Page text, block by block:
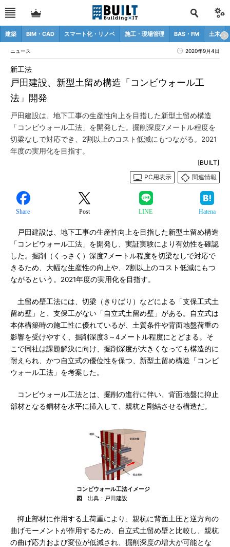
建築 BIM・CAD スマート化・リノベ 施工・現場管理 BAS・FM 土木
ニュース 2020年9月4日
戸田建設、新型土留め構造「コンビウォール工
法」開発
新工法
戸田建設は、地下工事の生産性向上を目指した新型土留め構造
「コンビウォール工法」を開発した。掘削深度7メートル程度を
切梁なしで対応でき、2割以上のコスト低減にもつながる。2021
年度の実用化を目指す。
[BUILT]
PC用表示
関連情報
Share Post LINE Hatena
戸田建設は、地下工事の生産性向上を目指した新型土留め構造
「コンビウォール工法」を開発し、実証実験により有効性を確認
した。掘削（くっさく）深度7メートル程度を切梁なしで対応で
きるため、大幅な生産性の向上や、2割以上のコスト低減にもつ
ながるという。2021年度の実用化を目指す。
土留め壁工法には、切梁（きりばり）などによる「支保工式土
留め壁」と、支保工がない「自立式土留め壁」がある。自立式は
本体構築時の施工性に優れているが、土質条件や背面地盤荷重の
影響を受けやすく、掘削深度3～4メートル程度にとどまる。そ
こで同社は課題解決に向け、掘削深度が大きくなっても構造的に
耐えられ、かつ自立式の優位性を保つ、新型土留め構造「コンビ
ウォール工法」を考案した。
コンビウォール工法とは、掘削の進行に伴い、背面地盤に抑止
部材となる鋼材を水平に挿入して、親杭と剛結させる構造だ。
コンビウォール工法イメージ
図
出典：戸田建設
抑止部材に作用する土荷重により、親杭に背面土圧と逆方向の
曲げモーメントが作用するため、自立式土留め壁と比較し、親杭
の曲げ応力および変位が低減され、掘削深度の増大が可能とな